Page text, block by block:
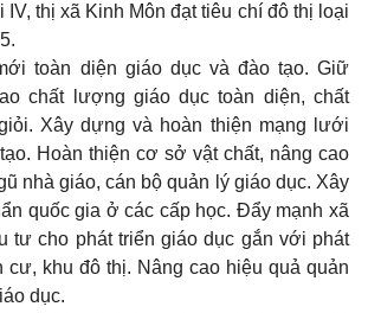
IV, thị xã Kinh Môn đạt tiêu chí đô thị loại
toàn diện giáo dục và đào tạo. Giữ
chất lượng giáo dục toàn diện, chất
Xây dựng và hoàn thiện mạng lưới
Hoàn thiện cơ sở vật chất, nâng cao
nhà giáo, cán bộ quản lý giáo dục. Xây
quốc gia ở các cấp học. Đẩy mạnh xã
tư cho phát triển giáo dục gắn với phát
cư, khu đô thị. Nâng cao hiệu quả quản
dục.